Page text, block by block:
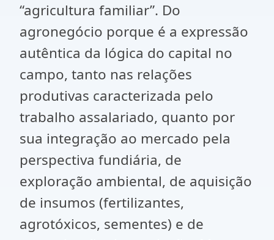
“agricultura familiar”. Do
agronegócio porque é a expressão
autêntica da lógica do capital no
campo, tanto nas relações
produtivas caracterizada pelo
trabalho assalariado, quanto por
sua integração ao mercado pela
perspectiva fundiária, de
exploração ambiental, de aquisição
de insumos (fertilizantes,
agrotóxicos, sementes) e de